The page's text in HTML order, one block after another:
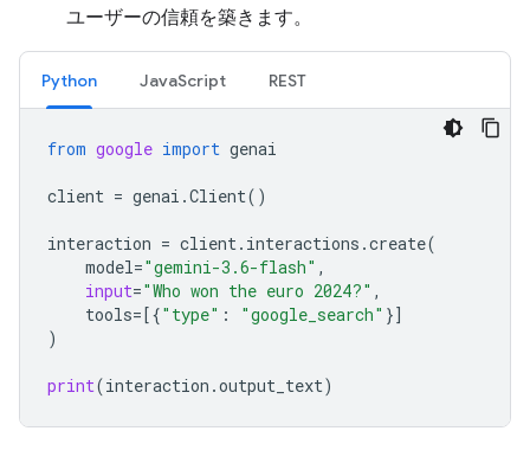
ユーザーの信頼を築きます。
Python JavaScript REST
from google import genai
client = genai .Client()
interaction = client. interactions .create(
model="gemini-3.6-flash" ,
input="Who won the euro 2024?" ,
tools=[{"type" : "google_search" }]
)
print(interaction .output_text)